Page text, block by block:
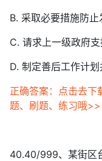
B. 采取必要措施防
C. 请求上一级政府
D. 制定善后工作计
正确答案：点击去下
题、刷题、练习哦>>
40.40/999、某街区